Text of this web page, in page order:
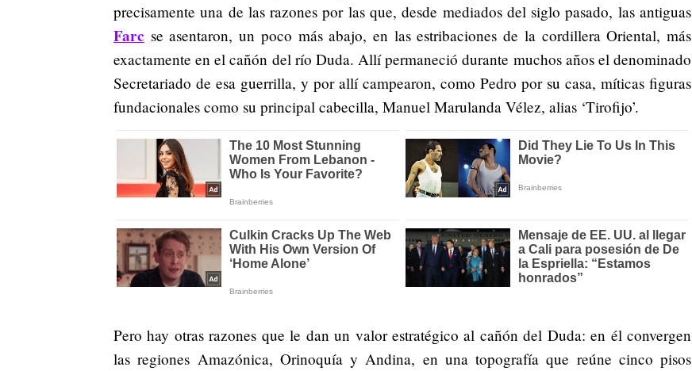
precisamente una de las razones por las que, desde mediados del siglo pasado, las antiguas
Farc se asentaron, un poco más abajo, en las estribaciones de la cordillera Oriental, más
exactamente en el cañón del río Duda. Allí permaneció durante muchos años el denominado
Secretariado de esa guerrilla, y por allí campearon, como Pedro por su casa, míticas figuras
fundacionales como su principal cabecilla, Manuel Marulanda Vélez, alias ‘Tirofijo’.
Pero hay otras razones que le dan un valor estratégico al cañón del Duda: en él convergen
las regiones Amazónica, Orinoquía y Andina, en una topografía que reúne cinco pisos